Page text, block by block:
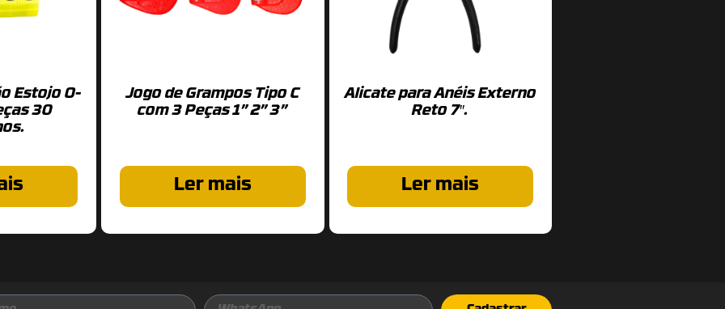
Estojo O-
30
Jogo de Grampos Tipo C
com 3 Peças 1” 2” 3”
Ler mais
Alicate para Anéis Externo
Reto 7″.
Ler mais